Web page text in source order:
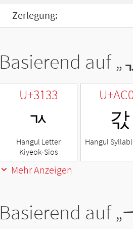
Zerlegung:
Basierend auf „
U+3133
ㄳ
Hangul Letter
Kiyeok-Sios
갃
Hangul
Mehr Anzeigen
Basierend auf „